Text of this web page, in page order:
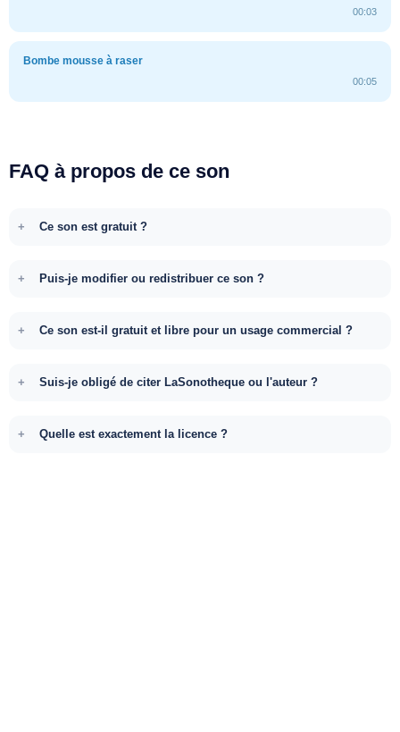
00:03
Bombe mousse à raser
00:05
FAQ à propos de ce son
Ce son est gratuit ?
Puis-je modifier ou redistribuer ce son ?
Ce son est-il gratuit et libre pour un usage commercial ?
Suis-je obligé de citer LaSonotheque ou l'auteur ?
Quelle est exactement la licence ?